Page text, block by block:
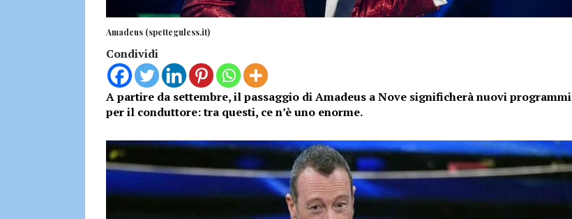
Amadeus (spetteguless.it)
Condividi
A partire da settembre, il passaggio di Amadeus a Nove significherà nuovi programmi
per il conduttore: tra questi, ce n’è uno enorme.